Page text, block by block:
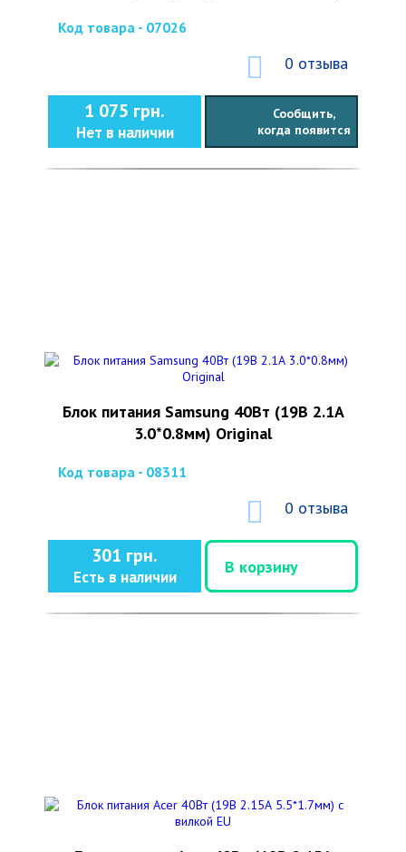
Код товара - 07026
0 отзыва
1 075 грн.
Нет в наличии
Сообщить,
когда появится
Блок питания Samsung 40Вт (19В 2.1А
3.0*0.8мм) Original
Код товара - 08311
0 отзыва
301 грн.
Есть в наличии
В корзину